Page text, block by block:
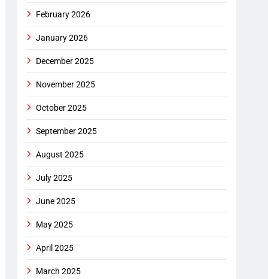
February 2026
January 2026
December 2025
November 2025
October 2025
September 2025
August 2025
July 2025
June 2025
May 2025
April 2025
March 2025